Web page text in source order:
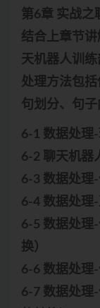
第6章 实战之
结合上章节
天机器人训练
处理方法包
句划分、句
6-1 数据处理
6-2 聊天机器
6-3 数据处理
6-4 数据处理
6-5 数据处理
换）
6-6 数据处理
6-7 数据处理